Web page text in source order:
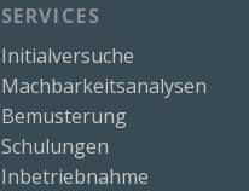
SERVICES
Initialversuche
Machbarkeitsanalysen
Bemusterung
Schulungen
Inbetriebnahme